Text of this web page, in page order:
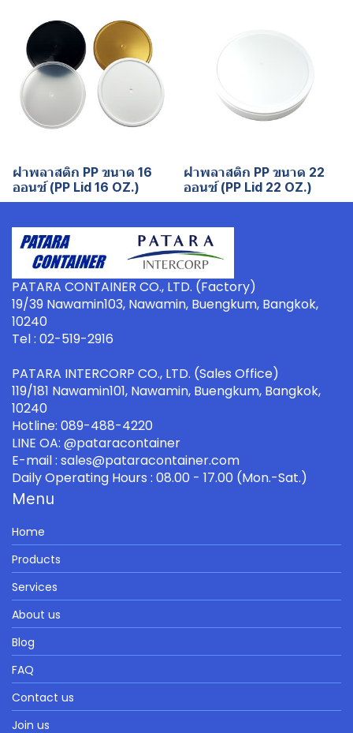
ฝาพลาสติก PP ขนาด 16
ออนซ์ (PP Lid 16 OZ.)
ฝาพลาสติก PP ขนาด 22
ออนซ์ (PP Lid 22 OZ.)
PATARA CONTAINER CO., LTD. (Factory)
19/39 Nawamin103, Nawamin, Buengkum, Bangkok,
10240
Tel : 02-519-2916
PATARA INTERCORP CO., LTD. (Sales Office)
119/181 Nawamin101, Nawamin, Buengkum, Bangkok,
10240
Hotline: 089-488-4220
LINE OA: @pataracontainer
E-mail : sales@pataracontainer.com
Daily Operating Hours : 08.00 - 17.00 (Mon.-Sat.)
Menu
Home
Products
Services
About us
Blog
FAQ
Contact us
Join us